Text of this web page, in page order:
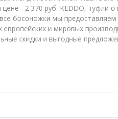
- 2 370 руб. KEDDO, туфли
босоножки мы
европейских и мировых
скидки и выгодные